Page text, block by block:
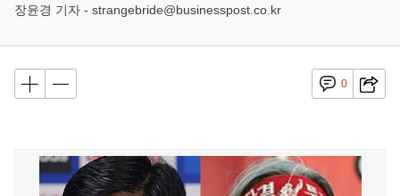
장윤경 기자 - strangebride@businesspost.co.kr
0